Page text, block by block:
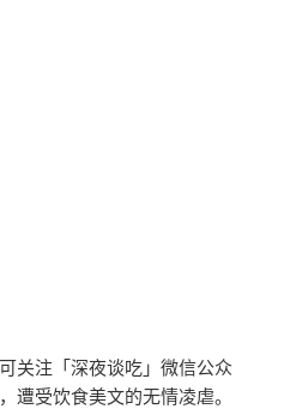
关注「深夜谈吃」微信公众
遭受饮食美文的无情凌虐。